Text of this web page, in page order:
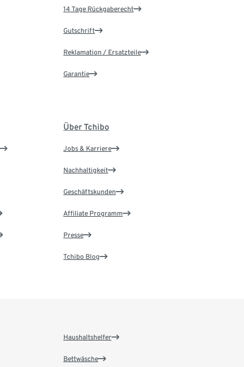
14 Tage Rückgaberecht
Gutschrift
Reklamation / Ersatzteile
Garantie
Über Tchibo
Jobs & Karriere
Nachhaltigkeit
Geschäftskunden
Affiliate Programm
Presse
Tchibo Blog
Haushaltshelfer
Bettwäsche